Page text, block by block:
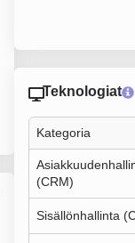
Teknologiat
Kategoria
(CRM)
Sisällönhallinta